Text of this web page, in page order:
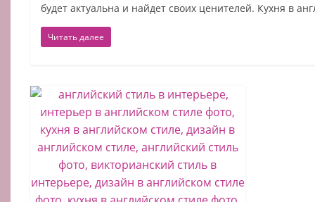
будет актуальна и найдет своих ценителей. Кухня в
Читать далее